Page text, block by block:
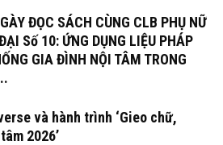
ĐỌC SÁCH CÙNG CLB PHỤ NỮ
Số 10: ỨNG DỤNG LIỆU PHÁP
GIA ĐÌNH NỘI TÂM TRONG
và hành trình ‘Gieo chữ,
2026’